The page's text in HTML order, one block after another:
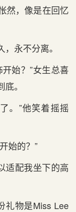
然，像是在回忆
永不分离。
始？”女生总喜
。
。”他笑着摇摇
始的？”
适配我坐下的高
礼物是Miss Lee